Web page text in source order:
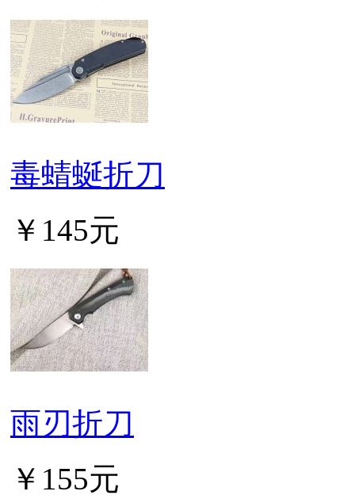
毒蜻蜒折刀
￥145元
雨刃折刀
￥155元